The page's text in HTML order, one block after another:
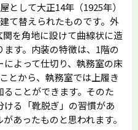
として大正14年（1925年）
て替えられたものです。外
を角地に設けて曲線状に造
す。内装の特徴は、1階の
よって仕切り、執務室の床
とから、執務室では上履き
ことができます。そのた
る「靴脱ぎ」の習慣があ
あったものと思われます。